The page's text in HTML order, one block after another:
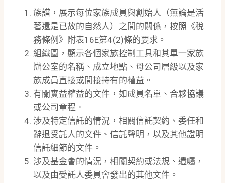
族譜，展示每位家族成員與創始人（無論是活
著還是已故的自然人）之間的關係，按照《稅
務條例》附表16E第4(2)條的要求。
組織圖，顯示各個家族控制工具和其單一家族
辦公室的名稱、成立地點、母公司層級以及家
族成員直接或間接持有的權益。
有關實益權益的文件，如成員名單、合夥協議
或公司章程。
涉及特定信託的情況，相關信託契約、委任和
辭退受託人的文件、信託聲明，以及其他證明
信託細節的文件。
涉及基金會的情況，相關契約或法規、遺囑，
以及由受託人委員會發出的其他文件。